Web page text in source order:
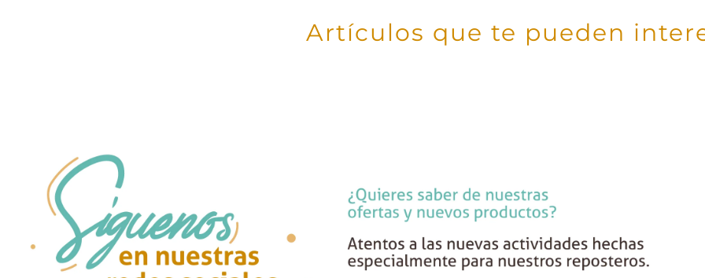
Artículos que te pueden